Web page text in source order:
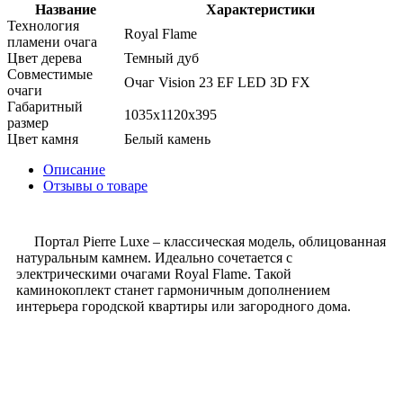
Название
Характеристики
Технология
пламени очага
Royal Flame
Цвет дерева
Темный дуб
Совместимые
очаги
Очаг Vision 23 EF LED 3D FX
Габаритный
размер
1035x1120x395
Цвет камня
Белый камень
Описание
Отзывы о товаре
Портал Pierre Luxe – классическая модель, облицованная
натуральным камнем. Идеально сочетается с
электрическими очагами Royal Flame. Такой
каминокоплект станет гармоничным дополнением
интерьера городской квартиры или загородного дома.